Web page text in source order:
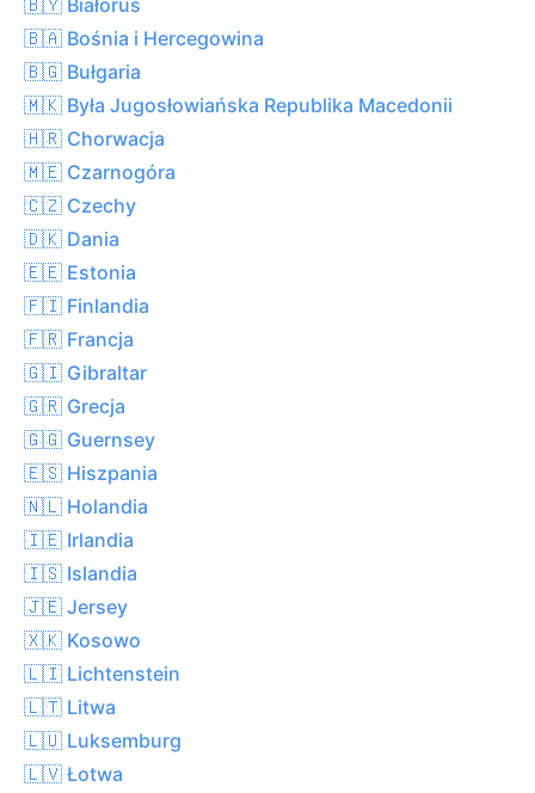
🇧🇦 Bośnia i Hercegowina
🇧🇬 Bułgaria
🇲🇰 Była Jugosłowiańska Republika Macedonii
🇭🇷 Chorwacja
🇲🇪 Czarnogóra
🇨🇿 Czechy
🇩🇰 Dania
🇪🇪 Estonia
🇫🇮 Finlandia
🇫🇷 Francja
🇬🇮 Gibraltar
🇬🇷 Grecja
🇬🇬 Guernsey
🇪🇸 Hiszpania
🇳🇱 Holandia
🇮🇪 Irlandia
🇮🇸 Islandia
🇯🇪 Jersey
🇽🇰 Kosowo
🇱🇮 Lichtenstein
🇱🇹 Litwa
🇱🇺 Luksemburg
🇱🇻 Łotwa